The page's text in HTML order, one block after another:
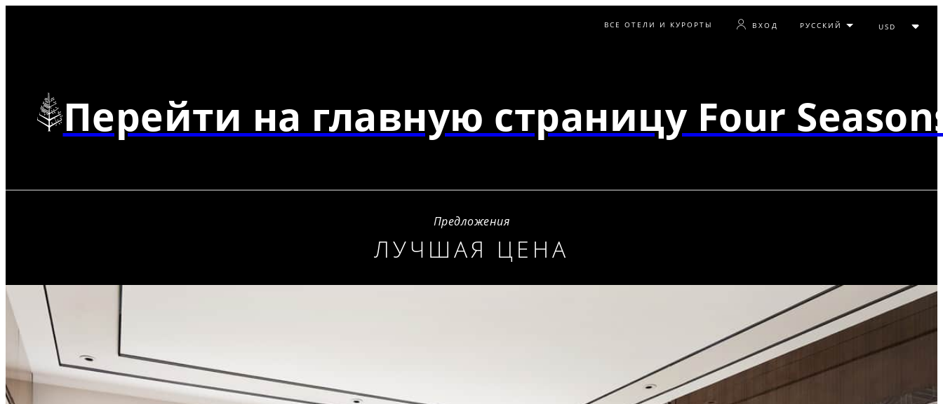
ВСЕ ОТЕЛИ И КУРОРТЫ ВХОД
Перейти на главную страницу Four
Предложения
ЛУЧШАЯ ЦЕНА